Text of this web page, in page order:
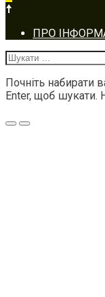
Footer
navigation
ПРО
Шукати:
Почніть набирати
Enter, щоб шукати.
Меню